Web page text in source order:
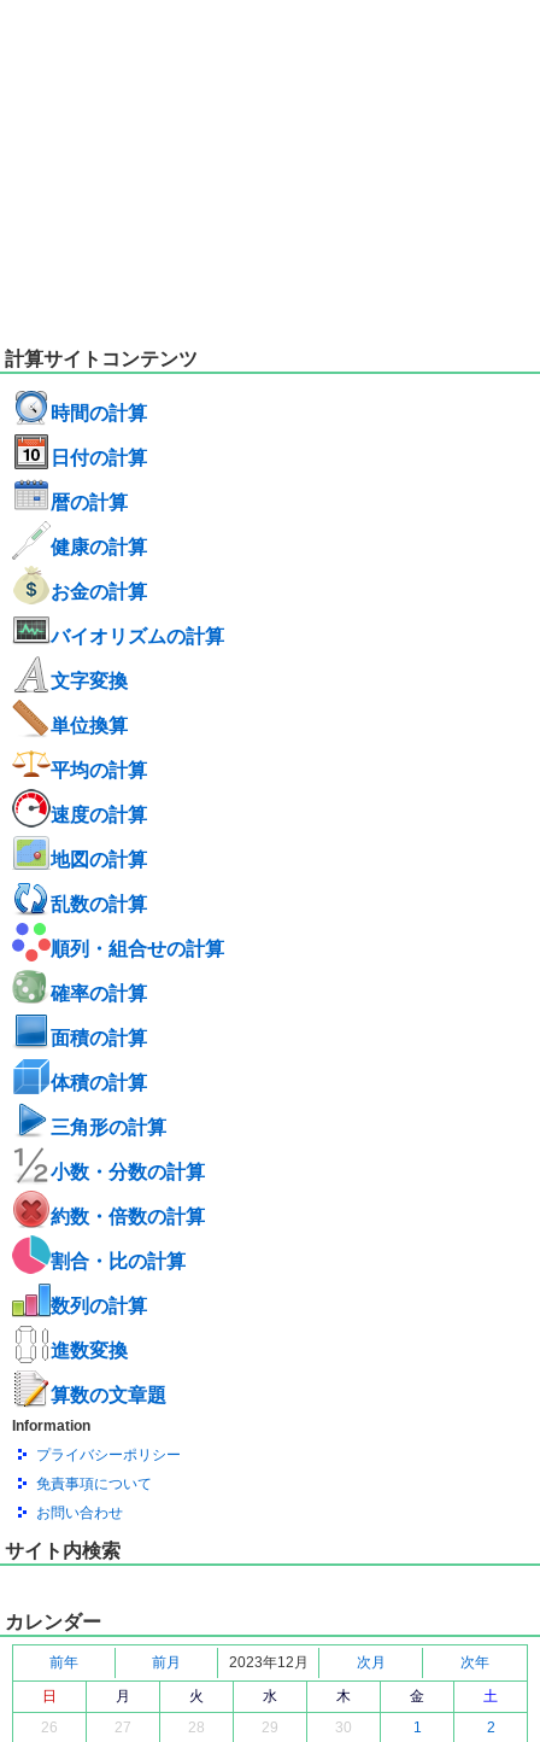
計算サイトコンテンツ
時間の計算
日付の計算
暦の計算
健康の計算
お金の計算
バイオリズムの計算
文字変換
単位換算
平均の計算
速度の計算
地図の計算
乱数の計算
順列・組合せの計算
確率の計算
面積の計算
体積の計算
三角形の計算
小数・分数の計算
約数・倍数の計算
割合・比の計算
数列の計算
進数変換
算数の文章題
Information
プライバシーポリシー
免責事項について
お問い合わせ
サイト内検索
カレンダー
前年 前月 2023年12月 次月
次年
日
月 火 水 木 金
土
26
27 28 29 30 1 2